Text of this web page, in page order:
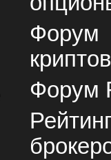
Форум
Форум